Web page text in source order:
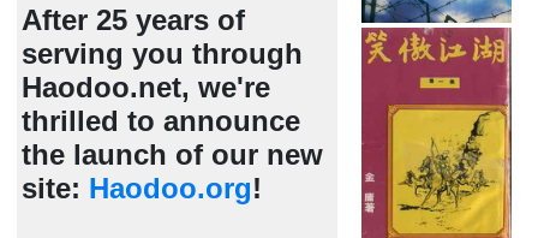
After 25 years of
serving you through
Haodoo.net, we're
thrilled to announce
the launch of our new
site: Haodoo.org!